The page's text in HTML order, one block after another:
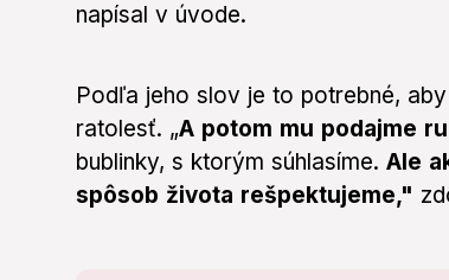
napísal v úvode.
Podľa jeho slov je to potrebné,
ratolesť. „A potom mu podajme
bublinky, s ktorým súhlasíme. Ale
spôsob života rešpektujeme,"